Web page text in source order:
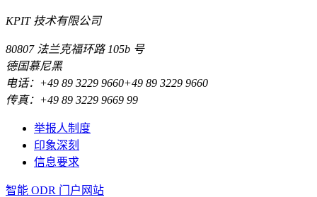
KPIT 技术有限公司
80807 法兰克福环路 105b 号
德国慕尼黑
电话：+49 89 3229 9660+49 89 3229 9660
传真：+49 89 3229 9669 99
举报人制度
印象深刻
信息要求
智能 ODR 门户网站